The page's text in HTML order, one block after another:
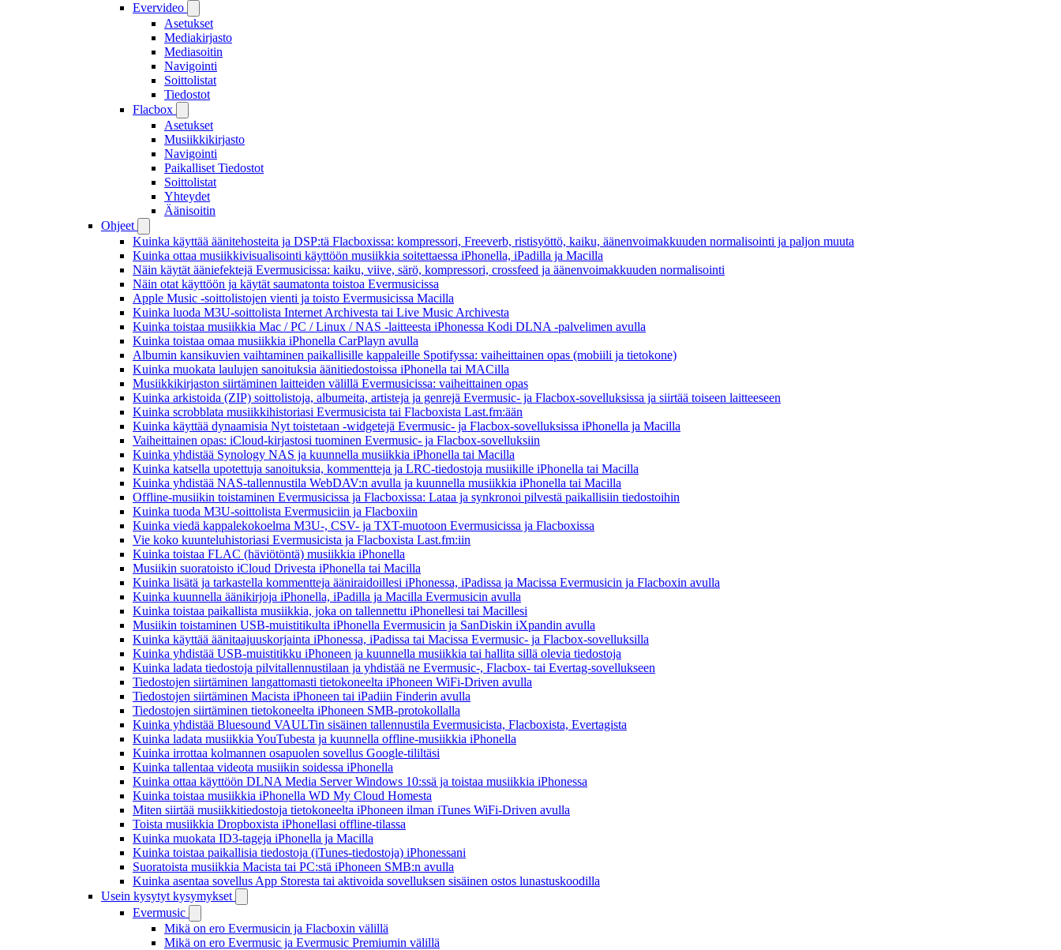
Evervideo
Asetukset
Mediakirjasto
Mediasoitin
Navigointi
Soittolistat
Tiedostot
Flacbox
Asetukset
Musiikkikirjasto
Navigointi
Paikalliset Tiedostot
Soittolistat
Yhteydet
Äänisoitin
Ohjeet
Kuinka käyttää äänitehosteita ja DSP:tä Flacboxissa: kompressori, Freeverb, ristisyöttö, kaiku, äänenvoimakkuuden normalisointi ja paljon muuta
Kuinka ottaa musiikkivisualisointi käyttöön musiikkia soitettaessa iPhonella, iPadilla ja Macilla
Näin käytät ääniefektejä Evermusicissa: kaiku, viive, särö, kompressori, crossfeed ja äänenvoimakkuuden normalisointi
Näin otat käyttöön ja käytät saumatonta toistoa Evermusicissa
Apple Music -soittolistojen vienti ja toisto Evermusicissa Macilla
Kuinka luoda M3U-soittolista Internet Archivesta tai Live Music Archivesta
Kuinka toistaa musiikkia Mac / PC / Linux / NAS -laitteesta iPhonessa Kodi DLNA -palvelimen avulla
Kuinka toistaa omaa musiikkia iPhonella CarPlayn avulla
Albumin kansikuvien vaihtaminen paikallisille kappaleille Spotifyssa: vaiheittainen opas (mobiili ja tietokone)
Kuinka muokata laulujen sanoituksia äänitiedostoissa iPhonella tai MACilla
Musiikkikirjaston siirtäminen laitteiden välillä Evermusicissa: vaiheittainen opas
Kuinka arkistoida (ZIP) soittolistoja, albumeita, artisteja ja genrejä Evermusic- ja Flacbox-sovelluksissa ja siirtää toiseen laitteeseen
Kuinka scrobblata musiikkihistoriasi Evermusicista tai Flacboxista Last.fm:ään
Kuinka käyttää dynaamisia Nyt toistetaan -widgetejä Evermusic- ja Flacbox-sovelluksissa iPhonella ja Macilla
Vaiheittainen opas: iCloud-kirjastosi tuominen Evermusic- ja Flacbox-sovelluksiin
Kuinka yhdistää Synology NAS ja kuunnella musiikkia iPhonella tai Macilla
Kuinka katsella upotettuja sanoituksia, kommentteja ja LRC-tiedostoja musiikille iPhonella tai Macilla
Kuinka yhdistää NAS-tallennustila WebDAV:n avulla ja kuunnella musiikkia iPhonella tai Macilla
Offline-musiikin toistaminen Evermusicissa ja Flacboxissa: Lataa ja synkronoi pilvestä paikallisiin tiedostoihin
Kuinka tuoda M3U-soittolista Evermusiciin ja Flacboxiin
Kuinka viedä kappalekokoelma M3U-, CSV- ja TXT-muotoon Evermusicissa ja Flacboxissa
Vie koko kuunteluhistoriasi Evermusicista ja Flacboxista Last.fm:iin
Kuinka toistaa FLAC (häviötöntä) musiikkia iPhonella
Musiikin suoratoisto iCloud Drivesta iPhonella tai Macilla
Kuinka lisätä ja tarkastella kommentteja ääniraidoillesi iPhonessa, iPadissa ja Macissa Evermusicin ja Flacboxin avulla
Kuinka kuunnella äänikirjoja iPhonella, iPadilla ja Macilla Evermusicin avulla
Kuinka toistaa paikallista musiikkia, joka on tallennettu iPhonellesi tai Macillesi
Musiikin toistaminen USB-muistitikulta iPhonella Evermusicin ja SanDiskin iXpandin avulla
Kuinka käyttää äänitaajuuskorjainta iPhonessa, iPadissa tai Macissa Evermusic- ja Flacbox-sovelluksilla
Kuinka yhdistää USB-muistitikku iPhoneen ja kuunnella musiikkia tai hallita sillä olevia tiedostoja
Kuinka ladata tiedostoja pilvitallennustilaan ja yhdistää ne Evermusic-, Flacbox- tai Evertag-sovellukseen
Tiedostojen siirtäminen langattomasti tietokoneelta iPhoneen WiFi-Driven avulla
Tiedostojen siirtäminen Macista iPhoneen tai iPadiin Finderin avulla
Tiedostojen siirtäminen tietokoneelta iPhoneen SMB-protokollalla
Kuinka yhdistää Bluesound VAULTin sisäinen tallennustila Evermusicista, Flacboxista, Evertagista
Kuinka ladata musiikkia YouTubesta ja kuunnella offline-musiikkia iPhonella
Kuinka irrottaa kolmannen osapuolen sovellus Google-tililtäsi
Kuinka tallentaa videota musiikin soidessa iPhonella
Kuinka ottaa käyttöön DLNA Media Server Windows 10:ssä ja toistaa musiikkia iPhonessa
Kuinka toistaa musiikkia iPhonella WD My Cloud Homesta
Miten siirtää musiikkitiedostoja tietokoneelta iPhoneen ilman iTunes WiFi-Driven avulla
Toista musiikkia Dropboxista iPhonellasi offline-tilassa
Kuinka muokata ID3-tageja iPhonella ja Macilla
Kuinka toistaa paikallisia tiedostoja (iTunes-tiedostoja) iPhonessani
Suoratoista musiikkia Macista tai PC:stä iPhoneen SMB:n avulla
Kuinka asentaa sovellus App Storesta tai aktivoida sovelluksen sisäinen ostos lunastuskoodilla
Usein kysytyt kysymykset
Evermusic
Mikä on ero Evermusicin ja Flacboxin välillä
Mikä on ero Evermusic ja Evermusic Premiumin välillä